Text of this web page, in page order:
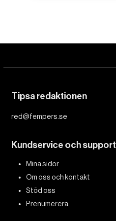
Tipsa redaktionen
red@fempers.se
Kundservice och support
Mina sidor
Om oss och kontakt
Stöd oss
Prenumerera